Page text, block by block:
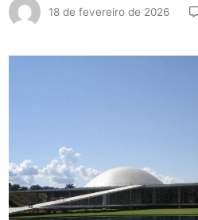
18 de fevereiro de 2026